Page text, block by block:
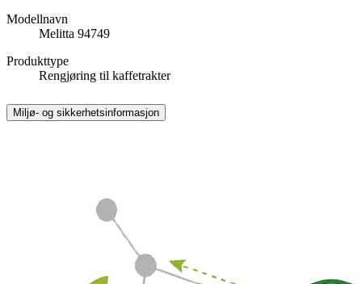
Modellnavn
Melitta 94749
Produkttype
Rengjøring til kaffetrakter
Miljø- og sikkerhetsinformasjon